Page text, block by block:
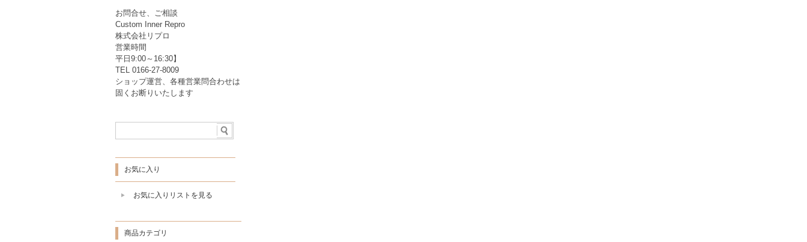
お問合せ、ご相談
Custom Inner Repro
株式会社リプロ
営業時間
平日9:00～16:30】
TEL 0166-27-8009
ショップ運営、各種営業問合わせは
固くお断りいたします
お気に入り
お気に入りリストを見る
商品カテゴリ